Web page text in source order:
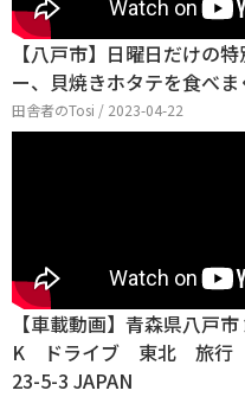
【八戸市】日曜日だけの
ー、貝焼きホタテを食べま
田舎者のTosi / 2023-04-22
【車載動画】青森県八戸
K ドライブ 東北 旅
23-5-3 JAPAN